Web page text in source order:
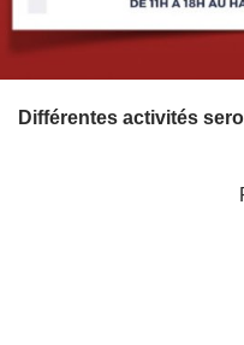
Différentes activités